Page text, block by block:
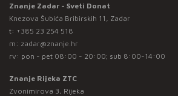
Znanje Zadar - Sveti Donat
Knezova Šubića Bribirskih 11, Zadar
t: +385 23 254 518
m: zadar@znanje.hr
rv: pon - pet 08:00 - 20:00; sub 8:00-14:00
Znanje Rijeka ZTC
Zvonimirova 3, Rijeka